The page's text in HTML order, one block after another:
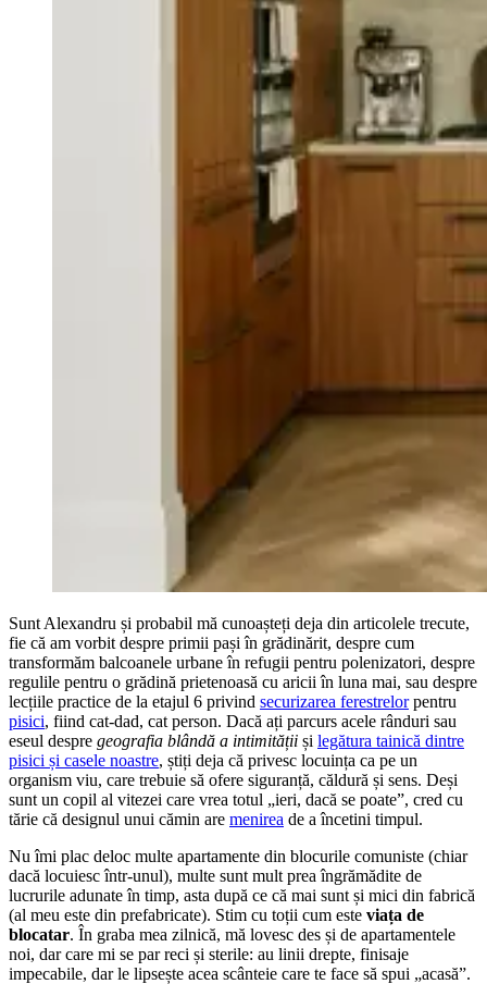
Sunt Alexandru și probabil mă cunoașteți deja din articolele trecute,
fie că am vorbit despre primii pași în grădinărit, despre cum
transformăm balcoanele urbane în refugii pentru polenizatori, despre
regulile pentru o grădină prietenoasă cu aricii în luna mai, sau despre
lecțiile practice de la etajul 6 privind securizarea ferestrelorpentru
pisici, fiind cat-dad, cat person. Dacă ați parcurs acele rânduri sau
eseul despre geografia blândă a intimității și legătura tainică dintre
pisici și casele noastre, știți deja că privesc locuința ca pe un
organism viu, care trebuie să ofere siguranță, căldură și sens. Deși
sunt un copil al vitezei care vrea totul „ieri, dacă se poate”, cred cu
tărie că designul unui cămin are menirea de a încetini timpul.
Nu îmi plac deloc multe apartamente din blocurile comuniste (chiar
dacă locuiesc într-unul), multe sunt mult prea îngrămădite de
lucrurile adunate în timp, asta după ce că mai sunt și mici din fabrică
(al meu este din prefabricate). Stim cu toții cum este viața de
blocatar. În graba mea zilnică, mă lovesc des și de apartamentele
noi, dar care mi se par reci și sterile: au linii drepte, finisaje
impecabile, dar le lipsește acea scânteie care te face să spui „acasă”.